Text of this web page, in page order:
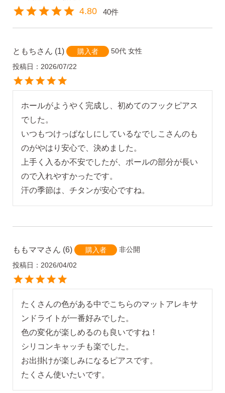
平日 9:00〜17:00
即日発送
場合
商品到着後10日以内使
4.80 40
ともち 1 購入者 50代 女性
投稿日
2026/07/22
ホールがようやく完成し、初めてのフックピアス
でした。
いつもつけっぱなしにしているなでしこさんのも
のがやはり安心で、決めました。
上手く入るか不安でしたが、ポールの部分が長い
ので入れやすかったです。
汗の季節は、チタンが安心ですね。
ももママ 6 購入者
非公開
投稿日
2026/04/02
たくさんの色がある中でこちらのマットアレキサ
ンドライトが一番好みでした。
色の変化が楽しめるのも良いですね！
シリコンキャッチも楽でした。
お出掛けが楽しみになるピアスです。
たくさん使いたいです。